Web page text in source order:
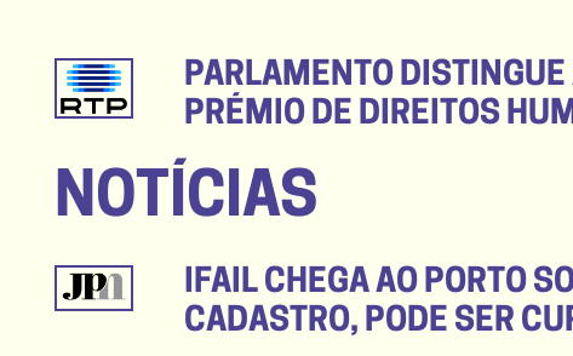
PARLAMENTO
PRÉMIO DE DIREITOS
NOTÍCIAS
IFAIL CHEGA AO PORTO
CADASTRO, PODE SER